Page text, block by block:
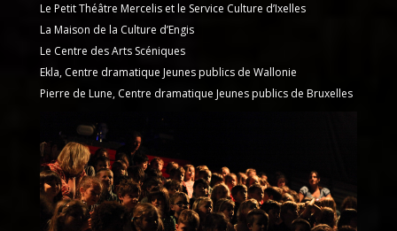
Le Petit Théâtre Mercelis et le Service Culture d’Ixelles
La Maison de la Culture d’Engis
Le Centre des Arts Scéniques
Ekla, Centre dramatique Jeunes publics de Wallonie
Pierre de Lune, Centre dramatique Jeunes publics de Bruxelles